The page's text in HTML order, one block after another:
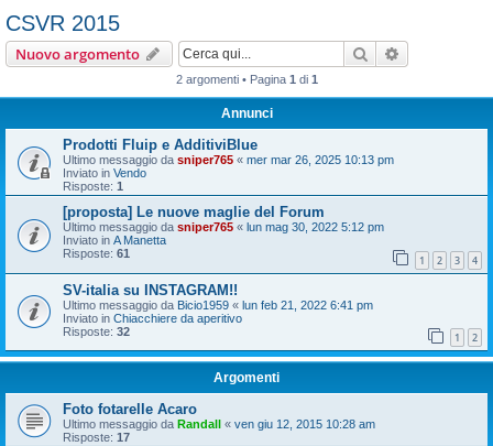
CSVR 2015
Nuovo argomento Cerca
2 argomenti • Pagina 1 di 1
Annunci
Prodotti Fluip e AdditiviBlue
Ultimo messaggio da sniper765 « mer mar 26, 2025 10:13 pm
Inviato in Vendo
Risposte: 1
[proposta] Le nuove maglie del Forum
Ultimo messaggio da sniper765 « lun mag 30, 2022 5:12 pm
Inviato in A Manetta
Risposte: 61 1 2 3 4
SV-italia su INSTAGRAM!!
Ultimo messaggio da Bicio1959 « lun feb 21, 2022 6:41 pm
Inviato in Chiacchiere da aperitivo
Risposte: 32 1 2
Argomenti
Foto fotarelle Acaro
Ultimo messaggio da Randall « ven giu 12, 2015 10:28 am
Risposte: 17